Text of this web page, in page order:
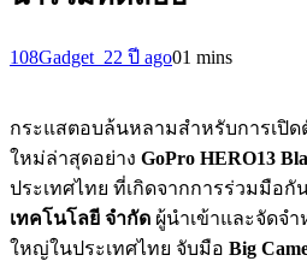
108Gadget_22 ปี ago01 mins
กระแสตอบล้นหลามสำหรับการเปิ
ใหม่ล่าสุดอย่าง GoPro HERO13
ประเทศไทย ที่เกิดจากการร่วมมือกั
เทคโนโลยี จำกัด ผู้นำเข้าและจัดจ
ใหญ่ในประเทศไทย จับมือ Big